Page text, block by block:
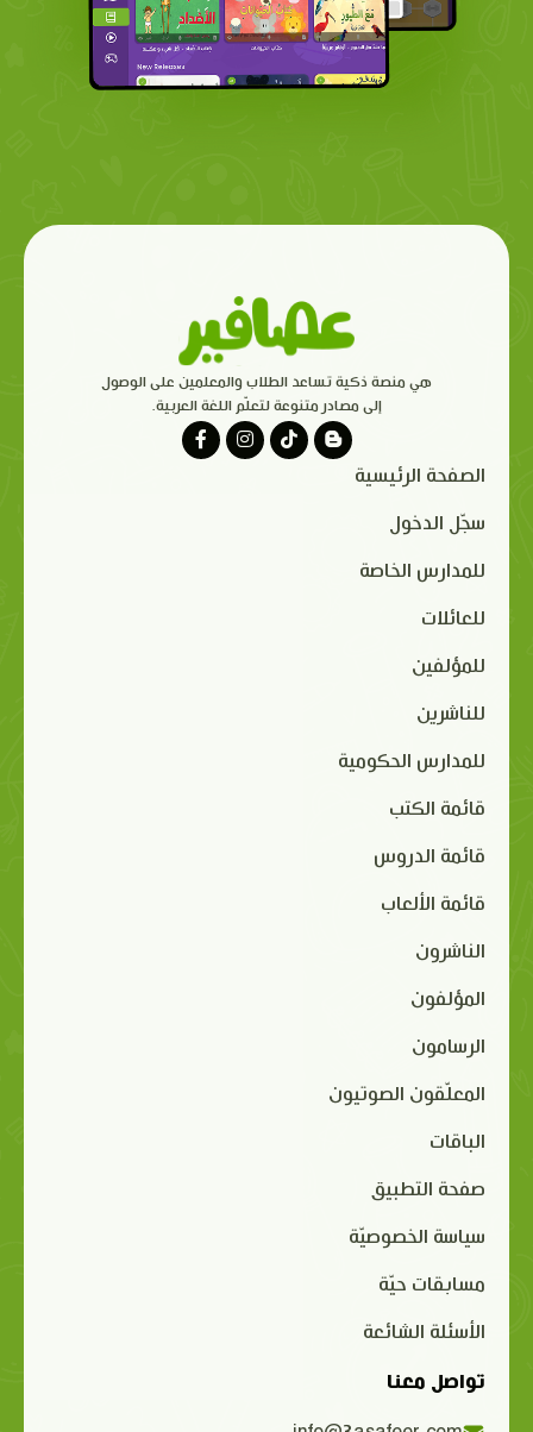
هي منصة ذكية تساعد الطلاب والمعلمين على الوصول
إلى مصادر متنوعة لتعلّم اللغة العربية.
الصفحة الرئيسية
سجّل الدخول
للمدارس الخاصة
للعائلات
للمؤلفين
للناشرين
للمدارس الحكومية
قائمة الكتب
قائمة الدروس
قائمة الألعاب
الناشرون
المؤلفون
الرسامون
المعلّقون الصوتيون
الباقات
صفحة التطبيق
سياسة الخصوصيّة
مسابقات حيّة
الأسئلة الشائعة
تواصل معنا